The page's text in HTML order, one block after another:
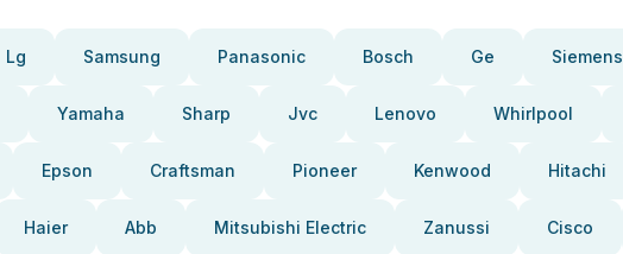
Lg Samsung Panasonic Bosch Ge Siemens
Yamaha Sharp Jvc Lenovo Whirlpool
Epson Craftsman Pioneer Kenwood Hitachi
Haier Abb Mitsubishi Electric Zanussi Cisco